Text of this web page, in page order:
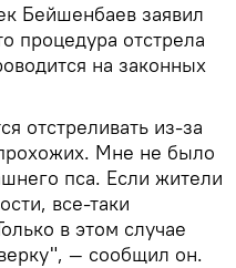
Бейшенбаев заявил
процедура отстрела
на законных
отстреливать из-за
Мне не было
пса. Если жители
все-таки
в этом случае
— сообщил он.